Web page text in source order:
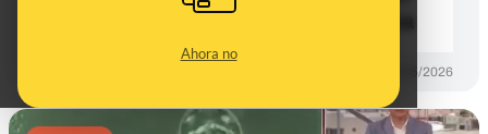
Ahora no
País y la SER sí escriben sobre Gaza
28/05/2026